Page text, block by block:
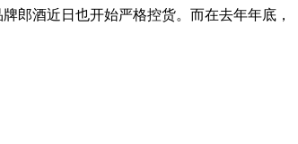
郎酒近日也开始严格控货。而在去年年底，